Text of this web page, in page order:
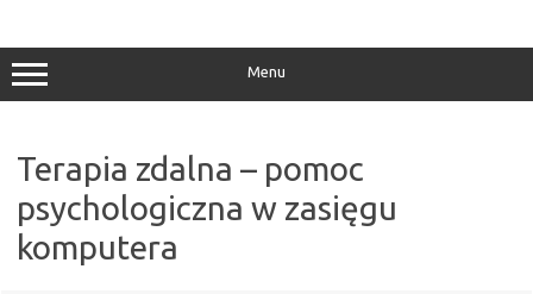
Menu
Terapia zdalna – pomoc
psychologiczna w zasięgu
komputera